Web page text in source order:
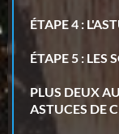
ÉTAPE 4 :
ÉTAPE 5 : LES
PLUS DEUX
ASTUCES DE